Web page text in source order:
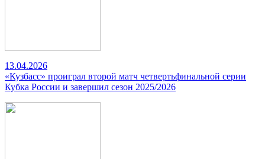
13.04.2026
«Кузбасс» проиграл второй матч четвертьфинальной серии
Кубка России и завершил сезон 2025/2026